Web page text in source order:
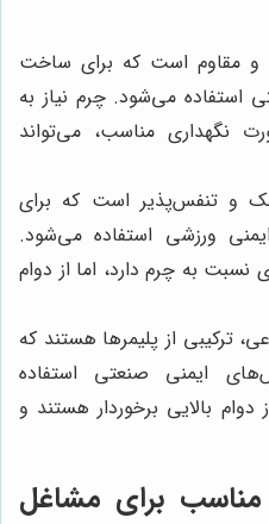
و مقاوم است که برای ساخت
استفاده می‌شود. چرم نیاز به
نگهداری مناسب، می‌تواند
و تنفس‌پذیر است که برای
ورزشی استفاده می‌شود.
نسبت به چرم دارد، اما از دوام
ترکیبی از پلیمرها هستند که
ایمنی صنعتی استفاده
بالایی برخوردار هستند و
برای مشاغل